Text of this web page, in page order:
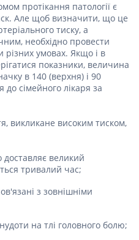
протікання патології є
Але щоб визначити, що це
тиску, а
необхідно провести
різних умовах. Якщо і в
показники, величина
в 140 (верхня) і 90
сімейного лікаря за
викликане високим тиском,
великий
тривалий час;
з зовнішніми
на тлі головного болю;